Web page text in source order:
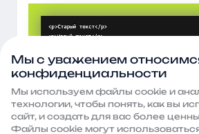
Изменить заголовок:
Мы с уважением
конфиденциальности
Мы используем файлы сооkie и
технологии, чтобы понять, как вы
сайт, и создать для вас более
Файлы сооkie могут